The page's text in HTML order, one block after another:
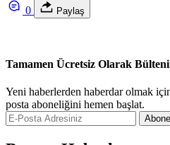
0 Paylaş
Tamamen Ücretsiz Olarak
Yeni haberlerden haberdar olmak
posta aboneliğini hemen başlat.